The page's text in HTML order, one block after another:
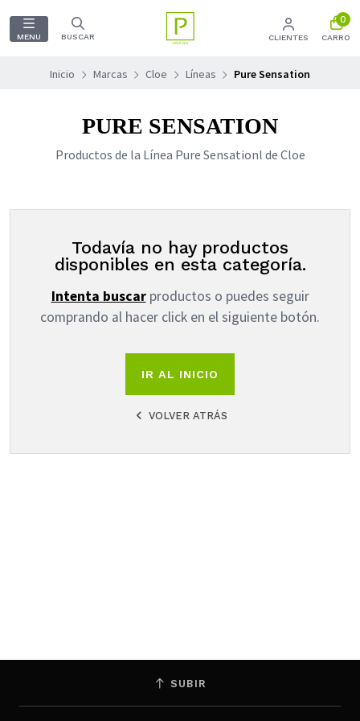
MENU BUSCAR CLIENTES
0
CARRO
Inicio Marcas Cloe Líneas Pure Sensation
PURE SENSATION
Productos de la Línea Pure Sensationl de Cloe
Todavía no hay productos
disponibles en esta categoría.
Intenta buscarproductos o puedes seguir
comprando al hacer click en el siguiente botón.
IR AL INICIO
VOLVER ATRÁS
SUBIR